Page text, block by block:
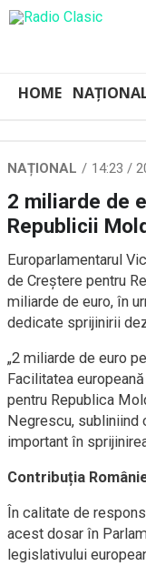
HOME
NAȚIONAL 14:23 /
2 miliarde de
Republicii
Europarlamentarul
de Creștere pentru
miliarde de euro, în
dedicate sprijinirii
„2 miliarde de euro
Facilitatea
pentru Republica
Negrescu, subliniind
important în
Contribuția
În calitate de
acest dosar în
legislativului